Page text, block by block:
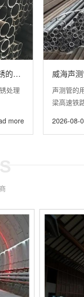
威海声测管如何处理产品生锈的问题
处理
more
声测管的
梁高速铁
2026-08-